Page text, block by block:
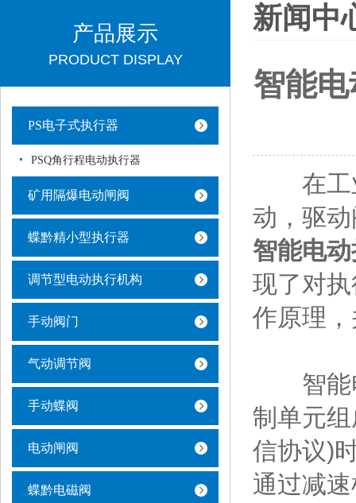
产品展示
PRODUCT DISPLAY
PS电子式执行器
PSQ角行程电动执行器
矿用隔爆电动闸阀
蝶黔精小型执行器
调节型电动执行机构
手动阀门
气动调节阀
手动蝶阀
电动闸阀
蝶黔电磁阀
新闻中
智能
在工业
动，驱
智能电
现了对
作原理
智能电
制单元
信协议)
通过减